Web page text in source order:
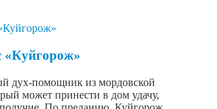
«Куйгорож»
дух-помощник из мордовской
может принести в дом удачу,